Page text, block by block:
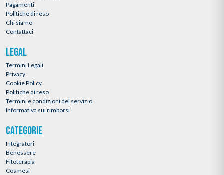
Pagamenti
Politiche di reso
Chi siamo
Contattaci
LEGAL
Termini Legali
Privacy
Cookie Policy
Politiche di reso
Termini e condizioni del servizio
Informativa sui rimborsi
CATEGORIE
Integratori
Benessere
Fitoterapia
Cosmesi